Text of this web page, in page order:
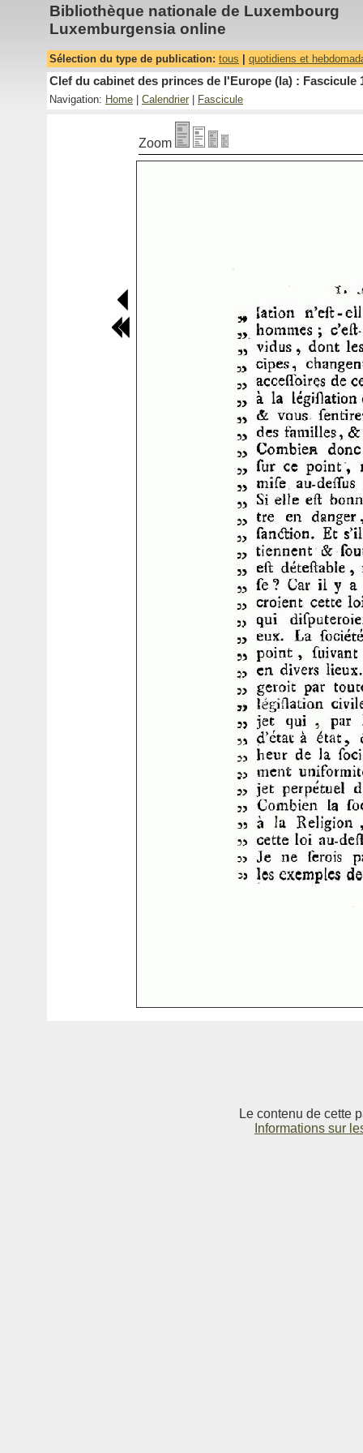
Bibliothèque nationale de Luxembourg
Luxemburgensia online
Sélection du type de publication: tous quotidiens et
Clef du cabinet des princes de l'Europe (la) : Fascicule
Navigation: Home Calendrier Fascicule
Zoom
Le contenu de cette
Informations sur